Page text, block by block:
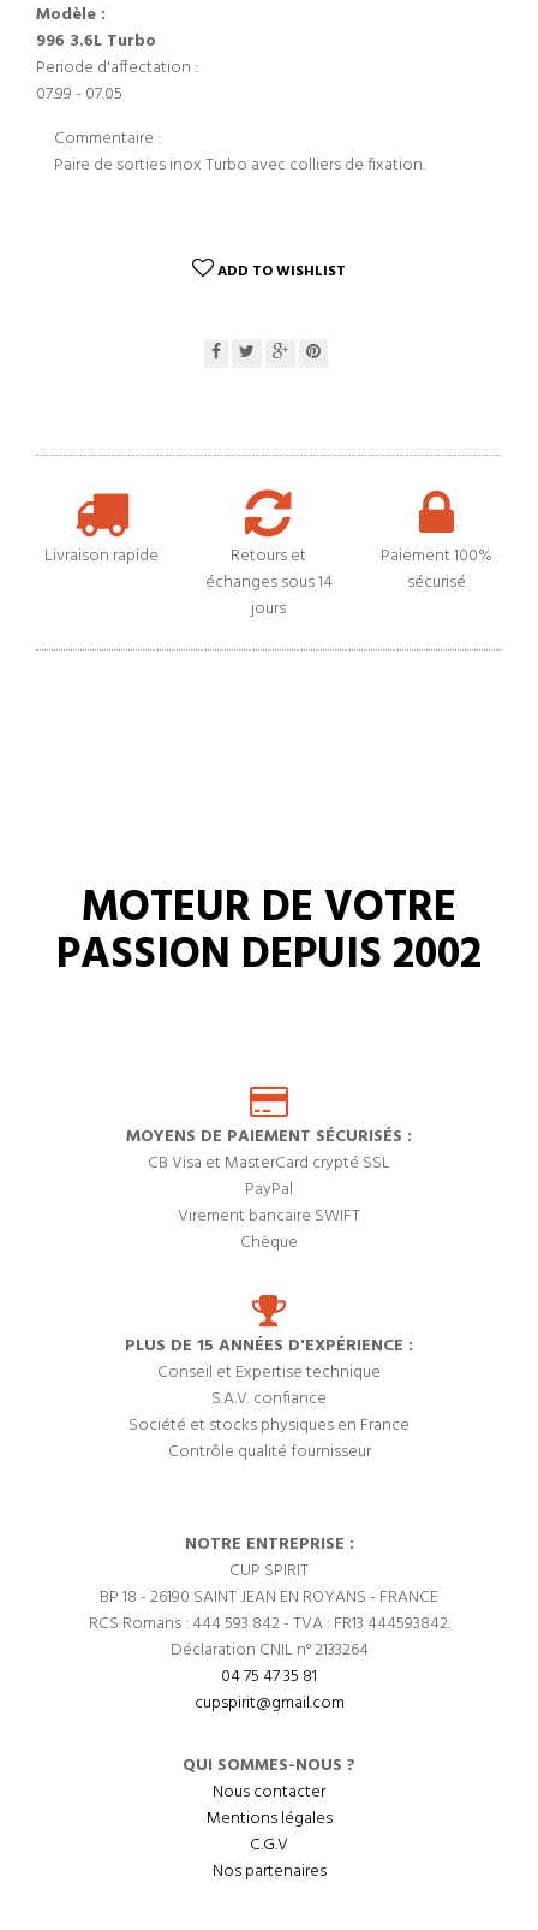
Modèle :
996 3.6L Turbo
Periode d'affectation :
07.99 - 07.05
Commentaire :
Paire de sorties inox Turbo avec colliers de fixation.
ADD TO WISHLIST
Livraison rapide
Retours et
échanges sous 14
jours
Paiement 100%
sécurisé
MOTEUR DE VOTRE
PASSION DEPUIS 2002
MOYENS DE PAIEMENT SÉCURISÉS :
CB Visa et MasterCard crypté SSL
PayPal
Virement bancaire SWIFT
Chèque
PLUS DE 15 ANNÉES D'EXPÉRIENCE :
Conseil et Expertise technique
S.A.V. confiance
Société et stocks physiques en France
Contrôle qualité fournisseur
NOTRE ENTREPRISE :
CUP SPIRIT
BP 18 - 26190 SAINT JEAN EN ROYANS - FRANCE
RCS Romans : 444 593 842 - TVA : FR13 444593842.
Déclaration CNIL n° 2133264
04 75 47 35 81
cupspirit@gmail.com
QUI SOMMES-NOUS ?
Nous contacter
Mentions légales
C.G.V
Nos partenaires